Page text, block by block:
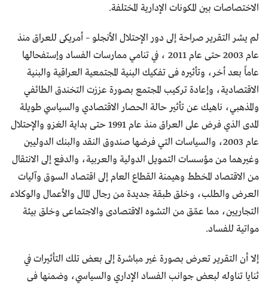
الاختصاصات بين المكونات الإدارية المختلفة.
لم يشر التقرير صراحة إلى دور الإحتلال الأنجلو – أمريكى للعراق منذ
عام 2003 حتى عام 2011 ، في تنامي ممارسات الفساد وإستفحالها
عاماً بعد أخر، وتأثيره فى تفكيك البنية المجتمعية العراقية والبنية
الاقتصادية، وإعادة تركيب المجتمع بصورة عززت التخندق الطائفي
والمذهبي، ناهيك عن تأثير حالة الحصار الاقتصادي والسياسي طويلة
المدى الذي فرض على العراق منذ عام 1991 حتى بداية الغزو والإحتلال
عام 2003، والسياسات التي فرضها صندوق النقد والبنك الدوليين
وغيرهما من مؤسسات التمويل الدولية والعربية، والدفع إلى الانتقال
من الاقتصاد المخطط وهيمنة القطاع العام إلى اقتصاد السوق وآليات
العرض والطلب، وخلق طبقة جديدة من رجال المال والأعمال والوكلاء
التجاريين، مما عمّق من التشوه الاقتصادى والاجتماعى وخلق بيئة
مواتية للفساد.
إلا أن التقرير تعرض بصورة غير مباشرة إلى بعض تلك التأثيرات في
ثنايا تناوله لبعض جوانب الفساد الإداري والسياسي، وضمنها فى